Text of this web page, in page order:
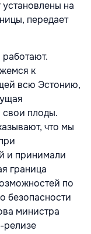
установлены на
передает
к
всю Эстонию,
свои плоды.
что мы
и принимали
граница
по
безопасности
министра
релизе